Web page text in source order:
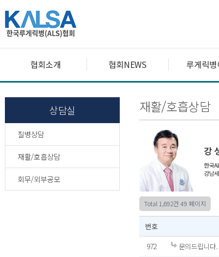
협회소개 협회NEWS 루게릭
상담실
질병상담
재활/호흡상담
회무/외부공모
재활/호흡상담
Total 1,692건 49 페이지
번호
972
문의드립니다.